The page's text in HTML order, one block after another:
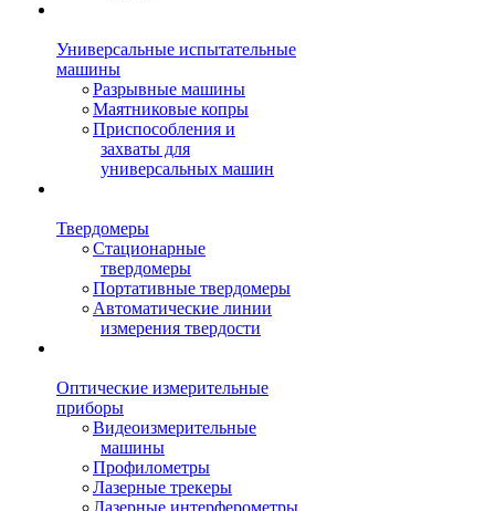
Универсальные испытательные
машины
Разрывные машины
Маятниковые копры
Приспособления и
захваты для
универсальных машин
Твердомеры
Стационарные
твердомеры
Портативные твердомеры
Автоматические линии
измерения твердости
Оптические измерительные
приборы
Видеоизмерительные
машины
Профилометры
Лазерные трекеры
Лазерные интерферометры